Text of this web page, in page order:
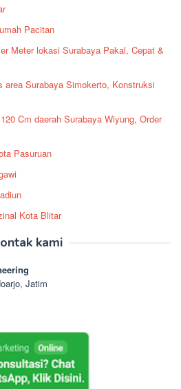
Pacitan
Meter lokasi Surabaya Pakal, Cepat &
area Surabaya Simokerto, Konstruksi
Cm daerah Surabaya Wiyung, Order
Pasuruan
Kota Blitar
kami
Jatim